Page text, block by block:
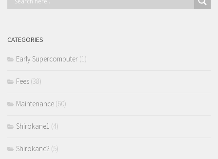
CATEGORIES
Early Supercomputer (1)
Fees (38)
Maintenance (60)
Shirokane1 (4)
Shirokane2 (5)